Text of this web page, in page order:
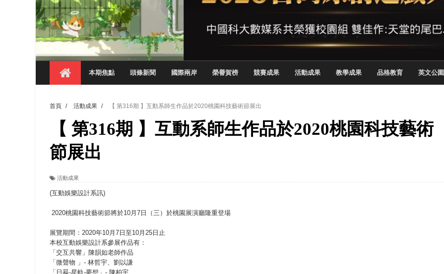
森城建設股份有限公司捐贈 嘉惠行管系莘莘學子
產學合作新里程！財金系師生參訪中租控股 探索金融實習優勢
英文公園 315期
【 第404期 】影視系榮獲59屆美國休士頓國際影展最高榮譽白金獎
【 第404期 】你抓得到我嗎？數媒系VR新創遊戲抱回金點新秀獎
【 第404期 】探索空間設計解方 室設系學子於 2026 TSID 提出具體舊建築再利用提案
【 第404期 】從創意到實踐 數媒系學生於技專校院電腦動畫競賽嶄露頭角
【 第404期 】以品格奠基、用領導領航：中國科大雙校區學生會全國賽勇奪佳績
【 第404期 】此夏，向未來！ 中國科大新竹畢典青銀共學、逐夢啟航
領航AI創先例！ 數媒系錄音室獲「杜比全景聲」與「Wwise」雙認證
本期焦點 頭條新聞 國際兩岸 榮譽賀榜 競賽成果 活動成果 教學成果 品格教育 英文公園
首頁 / 活動成果 / 【 第316期 】互動系師生作品於2020桃園科技藝術節展出
【 第316期 】互動系師生作品於2020桃園科技藝術
節展出
活動成果
(互動娛樂設計系訊)
2020桃園科技藝術節將於10月7日（三）於桃園展演廳隆重登場
展覽期間：2020年10月7日至10月25日止
本校互動娛樂設計系參展作品有：
「交互共響」陳韻如老師作品
「微聲物 」- 林哲宇、劉以謙
「日晷-星軌-夢想」- 陳柏宇